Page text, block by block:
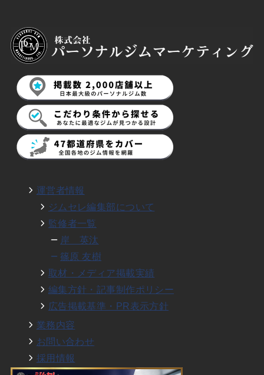
運営者情報
ジムセレ編集部について
監修者一覧
岸 英汰
篠原 友樹
取材・メディア掲載実績
編集方針・記事制作ポリシー
広告掲載基準・PR表示方針
業務内容
お問い合わせ
採用情報